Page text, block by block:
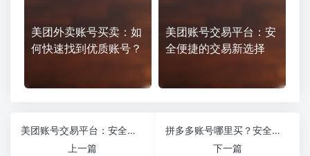
美团外卖账号买卖：如
何快速找到优质账号？
美团账号交易平台：安
全便捷的交易新选择
美团账号交易平台：安全便捷的交易新选择
上一篇
拼多多账号哪里买？安全购买指南一网打尽！
下一篇